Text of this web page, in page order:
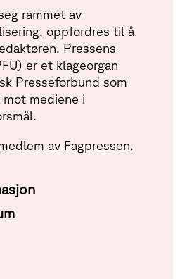
rammet av
oppfordres til å
Pressens
er et klageorgan
Presseforbund som
mediene i
av Fagpressen.